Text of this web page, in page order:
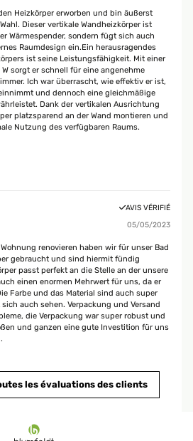
Heizkörper erworben und bin äußerst
Dieser vertikale Wandheizkörper ist
Wärmespender, sondern fügt sich auch
Raumdesign ein.Ein herausragendes
ist seine Leistungsfähigkeit. Mit einer
sorgt er schnell für eine angenehme
Ich war überrascht, wie effektiv er ist,
und dennoch eine gleichmäßige
Dank der vertikalen Ausrichtung
platzsparend an der Wand montieren und
Nutzung des verfügbaren Raums.
AVIS VÉRIFIÉ
05/05/2023
renovieren haben wir für unser Bad
gebraucht und sind hiermit fündig
passt perfekt an die Stelle an der unsere
einen enormen Mehrwert für uns, da er
Farbe und das Material sind auch super
auch sehen. Verpackung und Versand
die Verpackung war super robust und
und ganzen eine gute Investition für uns
les évaluations des clients